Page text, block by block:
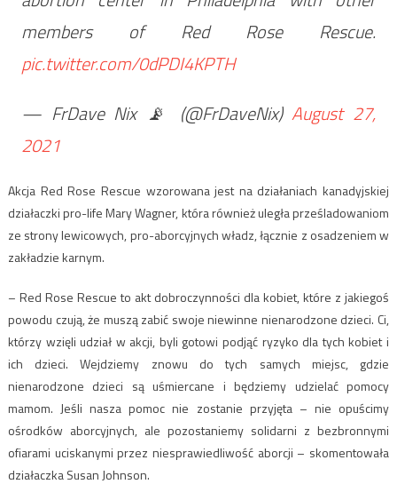
members of Red Rose Rescue.
pic.twitter.com/0dPDI4KPTH
— FrDave Nix 📡 (@FrDaveNix)August 27,
2021
Akcja Red Rose Rescue wzorowana jest na działaniach kanadyjskiej
działaczki pro-life Mary Wagner, która również uległa prześladowaniom
ze strony lewicowych, pro-aborcyjnych władz, łącznie z osadzeniem w
zakładzie karnym.
– Red Rose Rescue to akt dobroczynności dla kobiet, które z jakiegoś
powodu czują, że muszą zabić swoje niewinne nienarodzone dzieci. Ci,
którzy wzięli udział w akcji, byli gotowi podjąć ryzyko dla tych kobiet i
ich dzieci. Wejdziemy znowu do tych samych miejsc, gdzie
nienarodzone dzieci są uśmiercane i będziemy udzielać pomocy
mamom. Jeśli nasza pomoc nie zostanie przyjęta – nie opuścimy
ośrodków aborcyjnych, ale pozostaniemy solidarni z bezbronnymi
ofiarami uciskanymi przez niesprawiedliwość aborcji – skomentowała
działaczka Susan Johnson.